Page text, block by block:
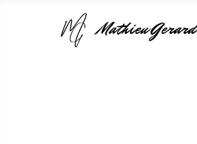
Mathieu Gerard